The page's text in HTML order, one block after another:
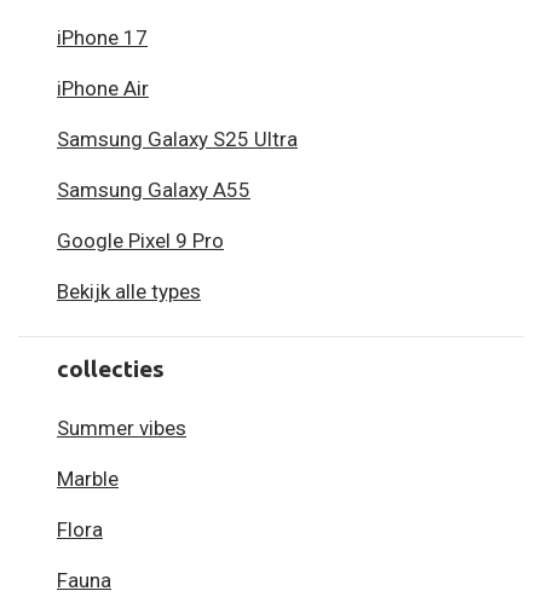
iPhone 17
iPhone Air
Samsung Galaxy S25 Ultra
Samsung Galaxy A55
Google Pixel 9 Pro
Bekijk alle types
collecties
Summer vibes
Marble
Flora
Fauna